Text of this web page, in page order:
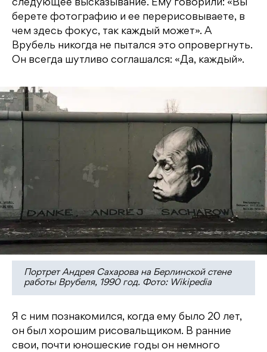
следующее высказывание. Ему говорили: «Вы
берете фотографию и ее перерисовываете, в
чем здесь фокус, так каждый может». А
Врубель никогда не пытался это опровергнуть.
Он всегда шутливо соглашался: «Да, каждый».
Портрет Андрея Сахарова на Берлинской стене
работы Врубеля, 1990 год. Фото: Wikipedia
Я с ним познакомился, когда ему было 20 лет,
он был хорошим рисовальщиком. В ранние
свои, почти юношеские годы он немного